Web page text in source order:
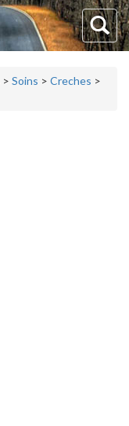
> Soins > Creches >